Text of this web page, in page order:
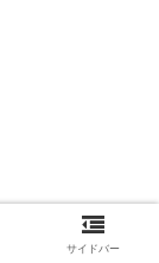
サイドバー